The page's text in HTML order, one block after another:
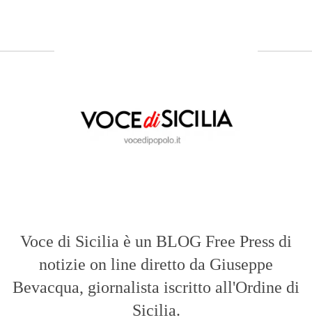
Voce di Sicilia è un BLOG Free Press di
notizie on line diretto da Giuseppe
Bevacqua, giornalista iscritto all'Ordine di
Sicilia.